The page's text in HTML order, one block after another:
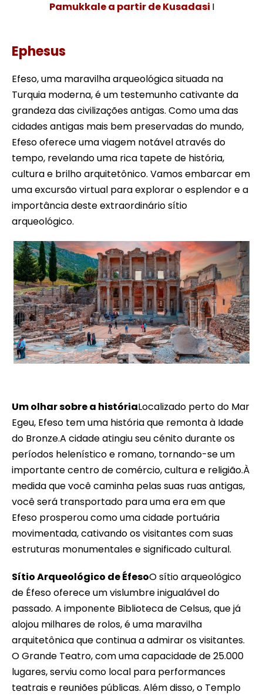
Pamukkale a partir de Kusadasi I
Ephesus
Efeso, uma maravilha arqueológica situada na
Turquia moderna, é um testemunho cativante da
grandeza das civilizações antigas. Como uma das
cidades antigas mais bem preservadas do mundo,
Efeso oferece uma viagem notável através do
tempo, revelando uma rica tapete de história,
cultura e brilho arquitetônico. Vamos embarcar em
uma excursão virtual para explorar o esplendor e a
importância deste extraordinário sítio
arqueológico.
Um olhar sobre a históriaLocalizado perto do Mar
Egeu, Efeso tem uma história que remonta à Idade
do Bronze.A cidade atingiu seu cénito durante os
períodos helenístico e romano, tornando-se um
importante centro de comércio, cultura e religião.À
medida que você caminha pelas suas ruas antigas,
você será transportado para uma era em que
Efeso prosperou como uma cidade portuária
movimentada, cativando os visitantes com suas
estruturas monumentales e significado cultural.
Sítio Arqueológico de ÉfesoO sítio arqueológico
de Éfeso oferece um vislumbre inigualável do
passado. A imponente Biblioteca de Celsus, que já
alojou milhares de rolos, é uma maravilha
arquitetônica que continua a admirar os visitantes.
O Grande Teatro, com uma capacidade de 25.000
lugares, serviu como local para performances
teatrais e reuniões públicas. Além disso, o Templo